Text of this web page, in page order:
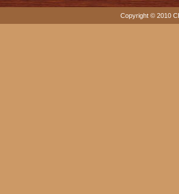
Copyright © 2010